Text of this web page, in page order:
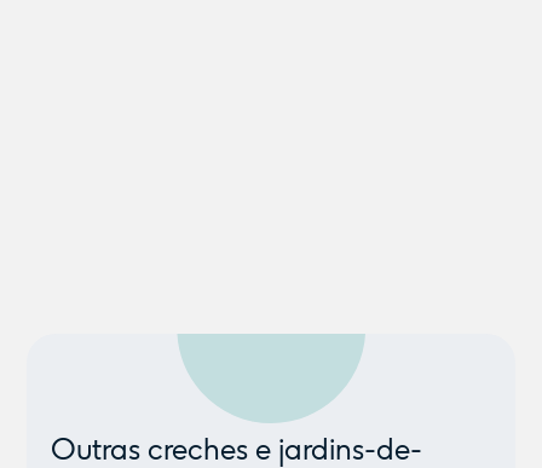
Outras creches e jardins-de-